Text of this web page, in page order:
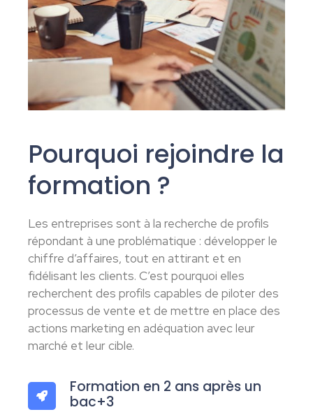
Pourquoi rejoindre la
formation ?
Les entreprises sont à la recherche de profils
répondant à une problématique : développer le
chiffre d’affaires, tout en attirant et en
fidélisant les clients. C’est pourquoi elles
recherchent des profils capables de piloter des
processus de vente et de mettre en place des
actions marketing en adéquation avec leur
marché et leur cible.
Formation en 2 ans après un
bac+3